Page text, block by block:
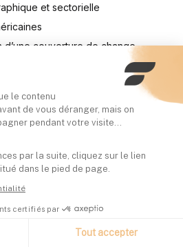
le contenu
de vous déranger, mais on
pendant votre visite...
par la suite, cliquez sur le lien
dans le pied de page.
certifiés par
Tout accepter
et sectorielle
d’une couverture de change
à la volatilité.
Il inclut aussi le
change et de taux.
vs gestion
comme un service où vous